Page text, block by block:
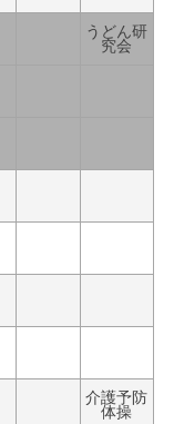
うどん研
究会
介護予防
体操